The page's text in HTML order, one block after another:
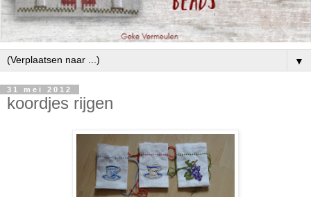
▼
31 mei 2012
koordjes rijgen